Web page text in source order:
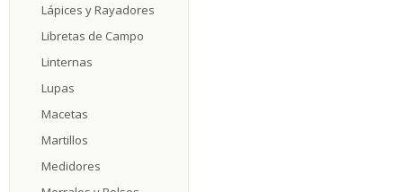
Lápices y Rayadores
Libretas de Campo
Linternas
Lupas
Macetas
Martillos
Medidores